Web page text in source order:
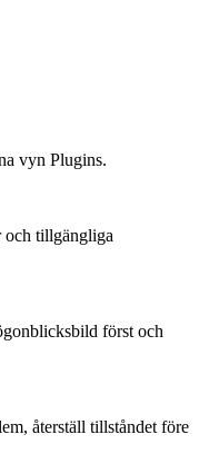
vyn Plugins.
och tillgängliga
först och
återställ tillståndet före